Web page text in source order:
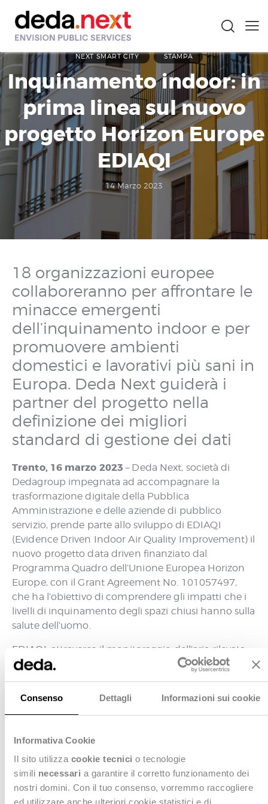
Consenso Dettagli Informazioni sui cookie
Informativa Cookie
Il sito utilizza cookie tecnici o tecnologie
simili necessari a garantire il corretto funzionamento dei
nostri domini. Con il tuo consenso, vorremmo raccogliere
ed utilizzare anche ulteriori cookie statistici e di
NEXT SMART CITY STAMPA
Inquinamento indoor: in
prima linea sul nuovo
progetto Horizon Europe
EDIAQI
14 Marzo 2023
18 organizzazioni europee
collaboreranno per affrontare le
minacce emergenti
dell’inquinamento indoor e per
promuovere ambienti
domestici e lavorativi più sani in
Europa. Deda Next guiderà i
partner del progetto nella
definizione dei migliori
standard di gestione dei dati
Trento, 16 marzo 2023 – Deda Next, società di
Dedagroup impegnata ad accompagnare la
trasformazione digitale della Pubblica
Amministrazione e delle aziende di pubblico
servizio, prende parte allo sviluppo di EDIAQI
(Evidence Driven Indoor Air Quality Improvement) il
nuovo progetto data driven finanziato dal
Programma Quadro dell’Unione Europea Horizon
Europe, con il Grant Agreement No. 101057497,
che ha l’obiettivo di comprendere gli impatti che i
livelli di inquinamento degli spazi chiusi hanno sulla
salute dell’uomo.
EDIAQI, attraverso il monitoraggio dell’aria rilevata
all’interno di edifici pubblici e privati (abitazioni,
scienziati di comprendere meglio gli effetti che gli
agenti inquinanti hanno sul benessere psico-fisico
poter fornire informazioni certe agli organi
sostenibili e basate su conoscenze scientifiche, per
migliorare la qualità di vita della popolazione.